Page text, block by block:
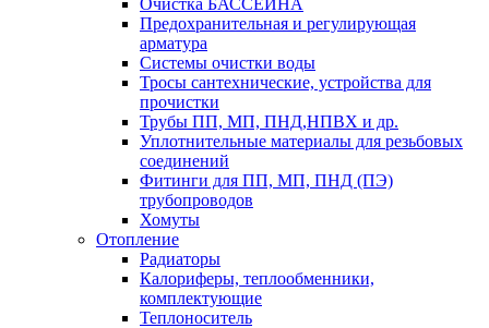
Очистка БАССЕЙНА
Предохранительная и регулирующая
арматура
Системы очистки воды
Тросы сантехнические, устройства для
прочистки
Трубы ПП, МП, ПНД,НПВХ и др.
Уплотнительные материалы для резьбовых
соединений
Фитинги для ПП, МП, ПНД (ПЭ)
трубопроводов
Хомуты
Отопление
Радиаторы
Калориферы, теплообменники,
комплектующие
Теплоноситель